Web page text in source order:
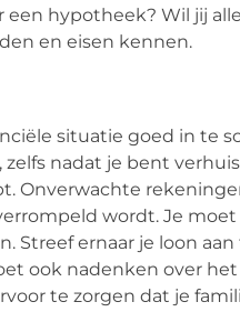
hypotheek? Wil jij
en eisen kennen.
situatie goed in te
nadat je bent
Onverwachte
wordt. Je moet
Streef ernaar je loon
ook nadenken over
te zorgen dat je